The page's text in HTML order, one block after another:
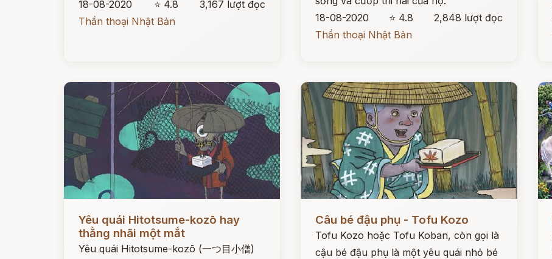
18-08-2020
⭐ 4.8
3,167 lượt đọc
Thần thoại Nhật Bản
18-08-2020
⭐ 4.8
2,848 lượt đọc
Thần thoại Nhật Bản
Yêu quái Hitotsume-kozō hay
thằng nhãi một mắt
Yêu quái Hitotsume-kozō (一つ目小僧)
Câu bé đậu phụ - Tofu Kozo
Tofu Kozo hoặc Tofu Koban, còn gọi là
cậu bé đậu phụ là một yêu quái nhỏ bé